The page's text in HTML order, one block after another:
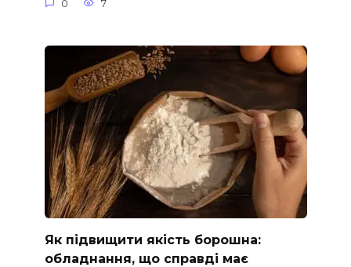
0 7
Як підвищити якість борошна:
обладнання, що справді має